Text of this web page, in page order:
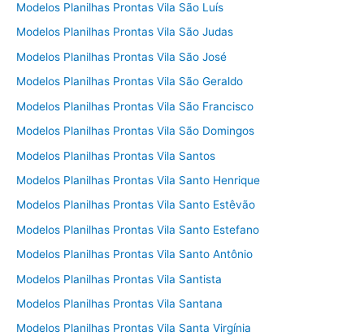
Modelos Planilhas Prontas Vila São Luís
Modelos Planilhas Prontas Vila São Judas
Modelos Planilhas Prontas Vila São José
Modelos Planilhas Prontas Vila São Geraldo
Modelos Planilhas Prontas Vila São Francisco
Modelos Planilhas Prontas Vila São Domingos
Modelos Planilhas Prontas Vila Santos
Modelos Planilhas Prontas Vila Santo Henrique
Modelos Planilhas Prontas Vila Santo Estêvão
Modelos Planilhas Prontas Vila Santo Estefano
Modelos Planilhas Prontas Vila Santo Antônio
Modelos Planilhas Prontas Vila Santista
Modelos Planilhas Prontas Vila Santana
Modelos Planilhas Prontas Vila Santa Virgínia